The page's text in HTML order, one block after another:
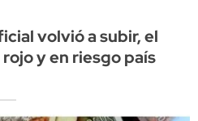
volvió a subir, el
y en riesgo país